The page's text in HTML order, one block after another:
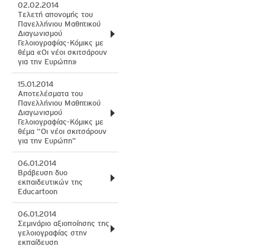
02.02.2014
Tελετή απονομής του
Πανελλήνιου Μαθητικού
Διαγωνισμού
Γελοιογραφίας-Κόμικς με
θέμα «Οι νέοι σκιτσάρουν
για την Ευρώπη»
15.01.2014
Aποτελέσματα του
Πανελλήνιου Μαθητικού
Διαγωνισμού
Γελοιογραφίας-Κόμικς με
θέμα “Οι νέοι σκιτσάρουν
για την Ευρώπη”
06.01.2014
Βράβευση δυο
εκπαιδευτικών της
Educartoon
06.01.2014
Σεμινάριο αξιοποίησης της
γελοιογραφίας στην
εκπαίδευση